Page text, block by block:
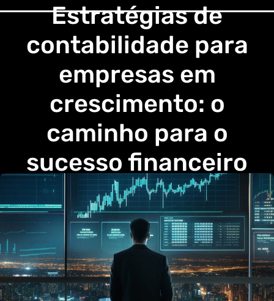
Estratégias de
contabilidade para
empresas em
crescimento: o
caminho para o
sucesso financeiro
Início
Contabilidade
Estratégias de contabilidade para empresas em crescimento: o
caminho para o sucesso financeiro